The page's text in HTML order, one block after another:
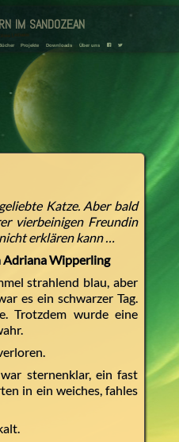
im sandozean
Landmann
Projekte Downloads Über uns F T
Katze. Aber bald
vierbeinigen Freundin
erklären kann …
Wipperling
strahlend blau, aber
es ein schwarzer Tag.
Trotzdem wurde eine
sternenklar, ein fast
in ein weiches, fahles